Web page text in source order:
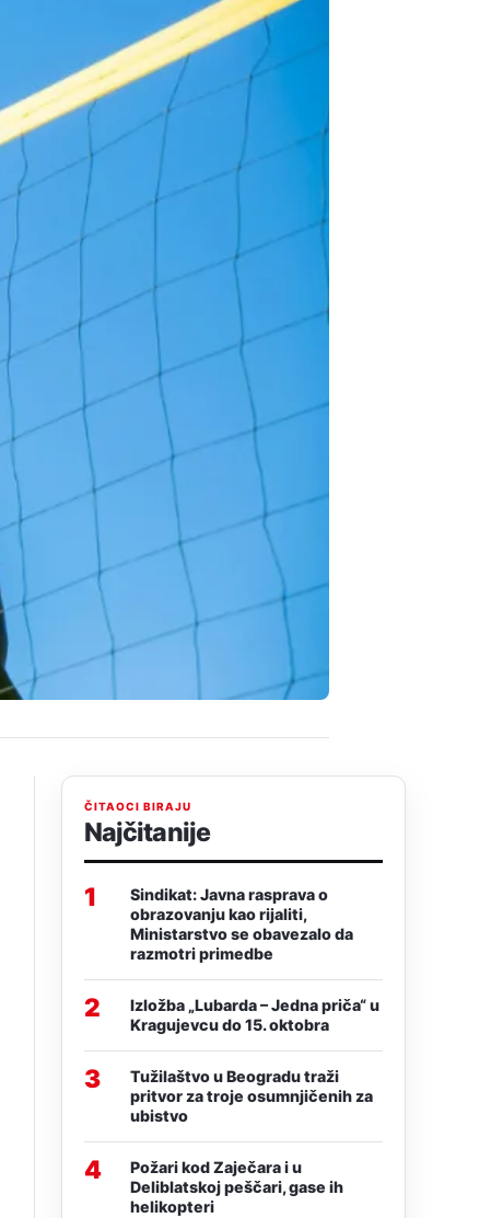
ČITAOCI BIRAJU
Najčitanije
1
Sindikat: Javna rasprava o
obrazovanju kao rijaliti,
Ministarstvo se obavezalo da
razmotri primedbe
2
Izložba „Lubarda – Jedna priča“ u
Kragujevcu do 15. oktobra
3
Tužilaštvo u Beogradu traži
pritvor za troje osumnjičenih za
ubistvo
4
Požari kod Zaječara i u
Deliblatskoj peščari, gase ih
helikopteri